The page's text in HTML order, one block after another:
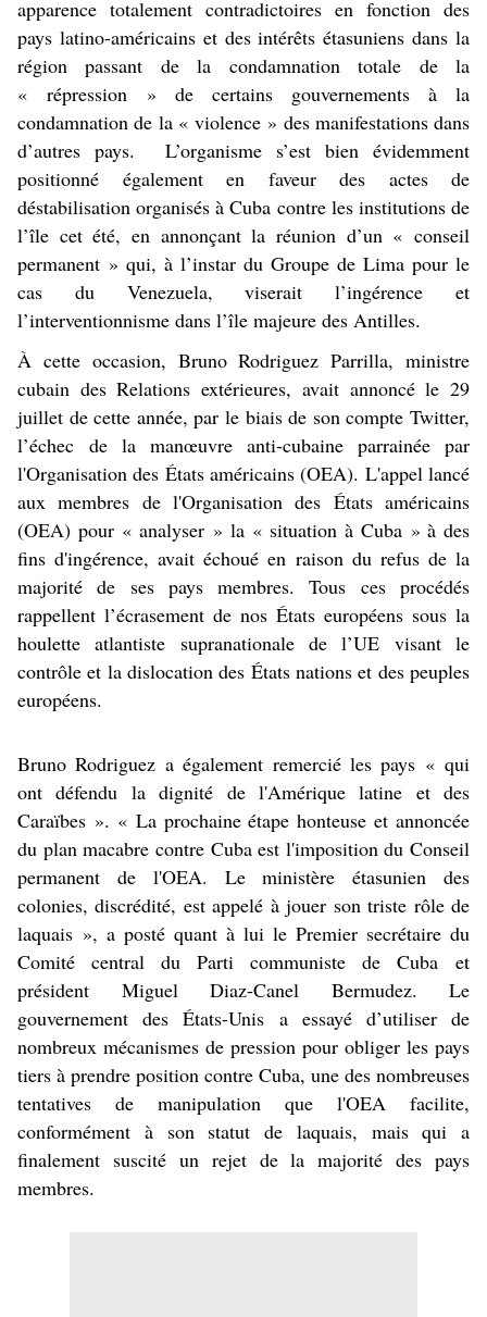
apparence totalement contradictoires en fonction des
pays latino-américains et des intérêts étasuniens dans la
région passant de la condamnation totale de la
« répression » de certains gouvernements à la
condamnation de la « violence » des manifestations dans
d’autres pays. L’organisme s’est bien évidemment
positionné également en faveur des actes de
déstabilisation organisés à Cuba contre les institutions de
l’île cet été, en annonçant la réunion d’un « conseil
permanent » qui, à l’instar du Groupe de Lima pour le
cas du Venezuela, viserait l’ingérence et
l’interventionnisme dans l’île majeure des Antilles.
À cette occasion, Bruno Rodriguez Parrilla, ministre
cubain des Relations extérieures, avait annoncé le 29
juillet de cette année, par le biais de son compte Twitter,
l’échec de la manœuvre anti-cubaine parrainée par
l'Organisation des États américains (OEA). L'appel lancé
aux membres de l'Organisation des États américains
(OEA) pour « analyser » la « situation à Cuba » à des
fins d'ingérence, avait échoué en raison du refus de la
majorité de ses pays membres. Tous ces procédés
rappellent l’écrasement de nos États européens sous la
houlette atlantiste supranationale de l’UE visant le
contrôle et la dislocation des États nations et des peuples
européens.
Bruno Rodriguez a également remercié les pays « qui
ont défendu la dignité de l'Amérique latine et des
Caraïbes ». « La prochaine étape honteuse et annoncée
du plan macabre contre Cuba est l'imposition du Conseil
permanent de l'OEA. Le ministère étasunien des
colonies, discrédité, est appelé à jouer son triste rôle de
laquais », a posté quant à lui le Premier secrétaire du
Comité central du Parti communiste de Cuba et
président Miguel Diaz-Canel Bermudez. Le
gouvernement des États-Unis a essayé d’utiliser de
nombreux mécanismes de pression pour obliger les pays
tiers à prendre position contre Cuba, une des nombreuses
tentatives de manipulation que l'OEA facilite,
conformément à son statut de laquais, mais qui a
finalement suscité un rejet de la majorité des pays
membres.